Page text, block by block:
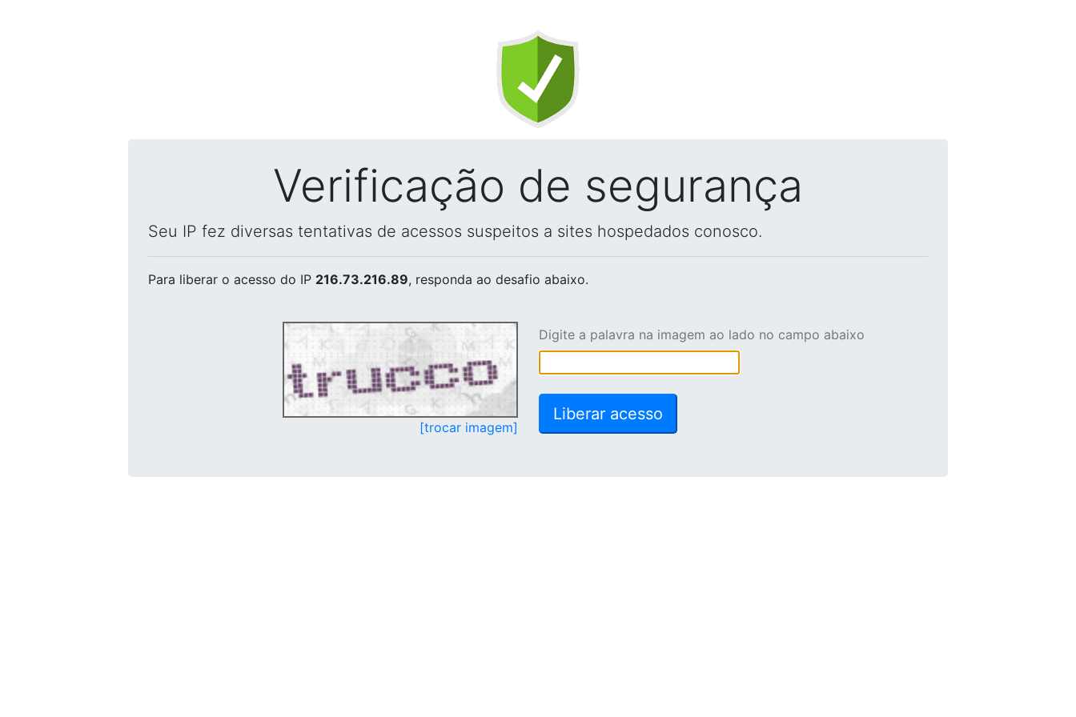
Verificação de segurança
Seu IP fez diversas tentativas de acessos suspeitos a sites hospedados conosco.
Para liberar o acesso do IP 216.73.216.89, responda ao desafio abaixo.
[trocar imagem]
Digite a palavra na imagem ao lado no campo abaixo